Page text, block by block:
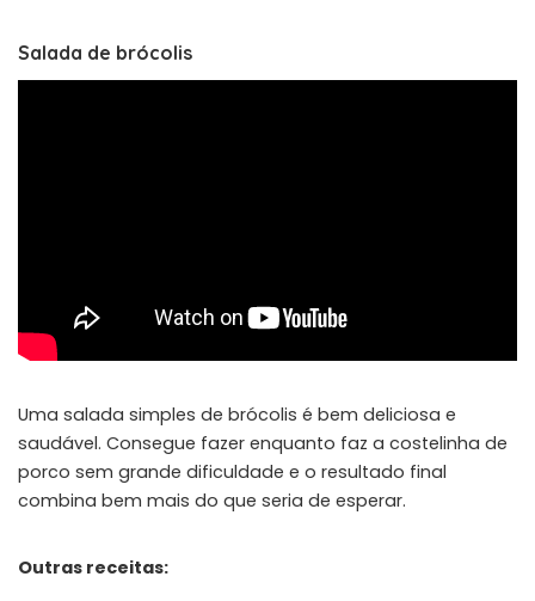
Salada de brócolis
Uma salada simples de brócolis é bem deliciosa e
saudável. Consegue fazer enquanto faz a costelinha de
porco sem grande dificuldade e o resultado final
combina bem mais do que seria de esperar.
Outras receitas: